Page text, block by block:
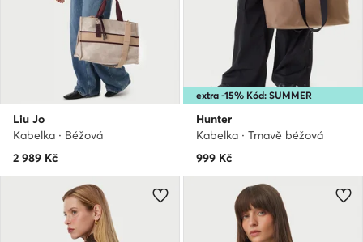
Liu Jo
Kabelka · Béžová
2 989 Kč
extra -15% Kód: SUMMER
Hunter
Kabelka · Tmavě béžová
999 Kč